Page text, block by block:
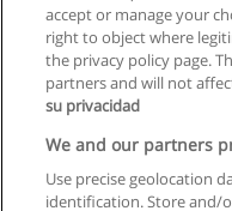
accept or manage your
right to object where
the privacy policy page.
partners and will not
su privacidad
We and our partners
Use precise geolocation
identification. Store and/